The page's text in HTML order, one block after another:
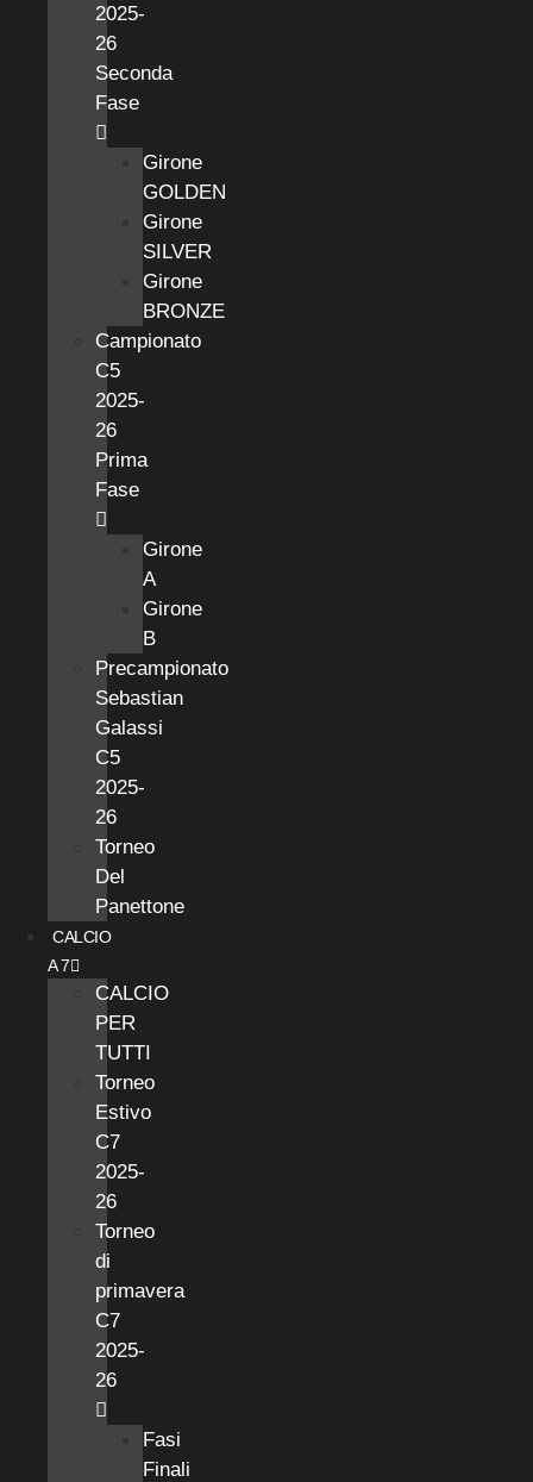
2025-
26
Seconda
Fase
Girone
GOLDEN
Girone
SILVER
Girone
BRONZE
Campionato
C5
2025-
26
Prima
Fase
Girone
A
Girone
B
Precampionato
Sebastian
Galassi
C5
2025-
26
Torneo
Del
Panettone
CALCIO
A 7
CALCIO
PER
TUTTI
Torneo
Estivo
C7
2025-
26
Torneo
di
primavera
C7
2025-
26
Fasi
Finali